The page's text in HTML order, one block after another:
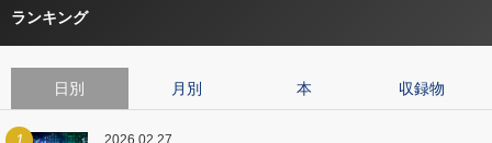
ランキング
日別 月別 本 収録物
1 2026.02.27